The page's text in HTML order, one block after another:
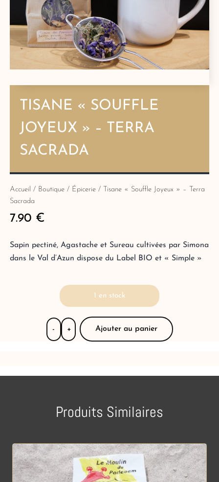
TISANE « SOUFFLE
JOYEUX » – TERRA
SACRADA
Accueil / Boutique / Épicerie / Tisane « Souffle Joyeux » – Terra
Sacrada
7.90 €
Sapin pectiné, Agastache et Sureau cultivées par Simona
dans le Val d’Azun dispose du Label BIO et « Simple »
1 en stock
- + Ajouter au panier
Produits Similaires